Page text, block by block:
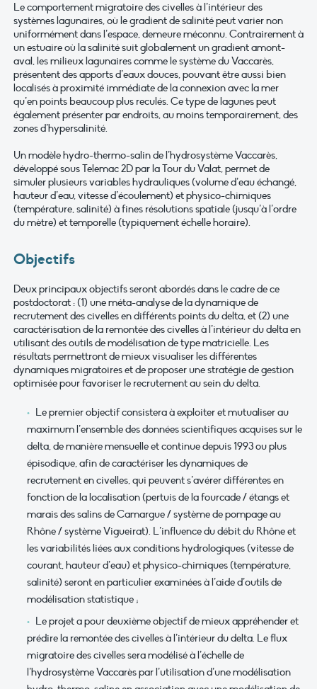
Le comportement migratoire des civelles à l’intérieur des
systèmes lagunaires, où le gradient de salinité peut varier non
uniformément dans l’espace, demeure méconnu. Contrairement à
un estuaire où la salinité suit globalement un gradient amont-
aval, les milieux lagunaires comme le système du Vaccarès,
présentent des apports d’eaux douces, pouvant être aussi bien
localisés à proximité immédiate de la connexion avec la mer
qu’en points beaucoup plus reculés. Ce type de lagunes peut
également présenter par endroits, au moins temporairement, des
zones d’hypersalinité.
Un modèle hydro-thermo-salin de l’hydrosystème Vaccarès,
développé sous Telemac 2D par la Tour du Valat, permet de
simuler plusieurs variables hydrauliques (volume d’eau échangé,
hauteur d’eau, vitesse d’écoulement) et physico-chimiques
(température, salinité) à fines résolutions spatiale (jusqu’à l’ordre
du mètre) et temporelle (typiquement échelle horaire).
Objectifs
Deux principaux objectifs seront abordés dans le cadre de ce
postdoctorat : (1) une méta-analyse de la dynamique de
recrutement des civelles en différents points du delta, et (2) une
caractérisation de la remontée des civelles à l’intérieur du delta en
utilisant des outils de modélisation de type matricielle. Les
résultats permettront de mieux visualiser les différentes
dynamiques migratoires et de proposer une stratégie de gestion
optimisée pour favoriser le recrutement au sein du delta.
Le premier objectif consistera à exploiter et mutualiser au
maximum l’ensemble des données scientifiques acquises sur le
delta, de manière mensuelle et continue depuis 1993 ou plus
épisodique, afin de caractériser les dynamiques de
recrutement en civelles, qui peuvent s’avérer différentes en
fonction de la localisation (pertuis de la fourcade / étangs et
marais des salins de Camargue / système de pompage au
Rhône / système Vigueirat). L’influence du débit du Rhône et
les variabilités liées aux conditions hydrologiques (vitesse de
courant, hauteur d’eau) et physico-chimiques (température,
salinité) seront en particulier examinées à l’aide d’outils de
modélisation statistique ;
Le projet a pour deuxième objectif de mieux appréhender et
prédire la remontée des civelles à l’intérieur du delta. Le flux
migratoire des civelles sera modélisé à l’échelle de
l’hydrosystème Vaccarès par l’utilisation d’une modélisation